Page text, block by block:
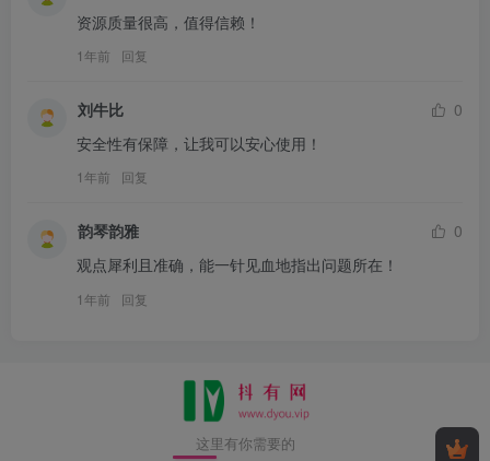
资源质量很高，值得信赖！
1年前 回复
刘牛比
0
安全性有保障，让我可以安心使用！
1年前 回复
韵琴韵雅
0
观点犀利且准确，能一针见血地指出问题所在！
1年前 回复
这里有你需要的